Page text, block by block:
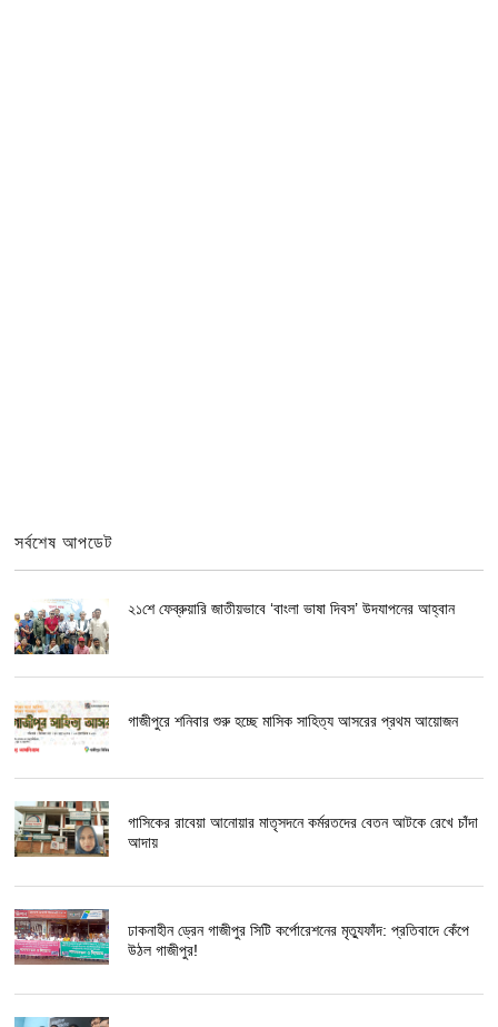
সর্বশেষ আপডেট
২১শে ফেব্রুয়ারি জাতীয়ভাবে ‘বাংলা ভাষা দিবস’ উদযাপনের আহ্বান
গাজীপুরে শনিবার শুরু হচ্ছে মাসিক সাহিত্য আসরের প্রথম আয়োজন
গাসিকের রাবেয়া আনোয়ার মাতৃসদনে কর্মরতদের বেতন আটকে রেখে চাঁদা
আদায়
ঢাকনাহীন ড্রেন গাজীপুর সিটি কর্পোরেশনের মৃত্যুফাঁদ: প্রতিবাদে কেঁপে
উঠল গাজীপুর!